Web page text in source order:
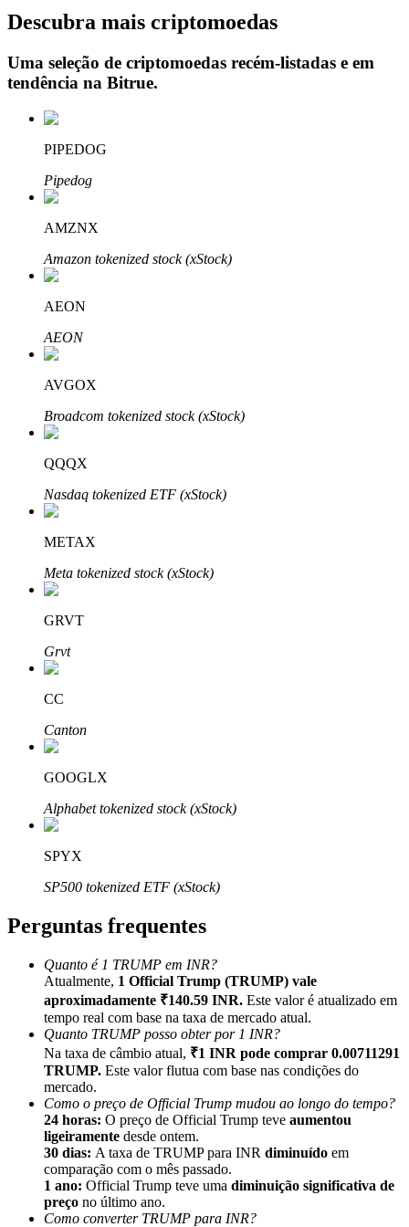
Investimento Automático
Obtenha lucro a longo prazo e interesses flexíveis
Aprenda a apostar
Aprenda como ganhar renda passiva
Bitrue
Parceiros Bitrue
Afiliados Bitrue
Até 65% de comissões!
Indicação
BTC Welcome Rewards
BTC Welcome Rewards
Descubra mais criptomoedas
Uma seleção de criptomoedas recém-listadas e em
tendência na Bitrue.
PIPEDOG
Pipedog
AMZNX
Amazon tokenized stock (xStock)
AEON
AEON
AVGOX
Broadcom tokenized stock (xStock)
QQQX
Nasdaq tokenized ETF (xStock)
METAX
Meta tokenized stock (xStock)
GRVT
Grvt
CC
Canton
GOOGLX
Alphabet tokenized stock (xStock)
SPYX
SP500 tokenized ETF (xStock)
Perguntas frequentes
Quanto é 1 TRUMP em INR?
Atualmente, 1 Official Trump (TRUMP) vale
aproximadamente ₹140.59 INR. Este valor é atualizado em
tempo real com base na taxa de mercado atual.
Quanto TRUMP posso obter por 1 INR?
Na taxa de câmbio atual, ₹1 INR pode comprar 0.00711291
TRUMP. Este valor flutua com base nas condições do
mercado.
Como o preço de Official Trump mudou ao longo do tempo?
24 horas: O preço de Official Trump teve aumentou
ligeiramente desde ontem.
30 dias: A taxa de TRUMP para INR diminuído em
comparação com o mês passado.
1 ano: Official Trump teve uma diminuição significativa de
preço no último ano.
Como converter TRUMP para INR?